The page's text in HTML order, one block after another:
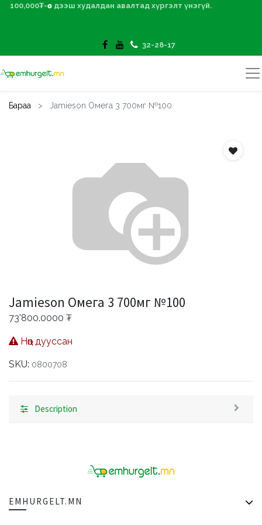
100,000₮-өөс дээш худалдан авалтад хүргэлт үнэгүй.
32-28-17
Бараа Jamieson Омега 3 700мг №100
Jamieson Омега 3 700мг №100
73'800.0000 ₮
Нөөц дууссан
SKU: 0800708
Description
EMHURGELT.MN